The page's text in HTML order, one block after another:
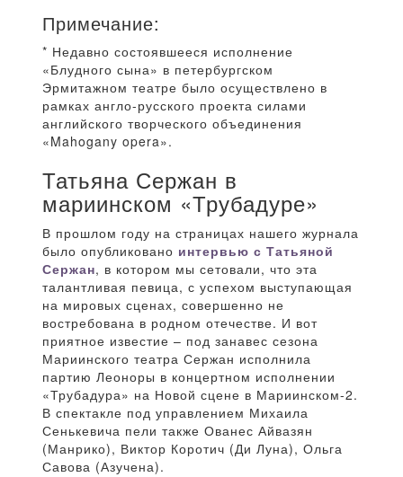
Примечание:
* Недавно состоявшееся исполнение
«Блудного сына» в петербургском
Эрмитажном театре было осуществлено в
рамках англо-русского проекта силами
английского творческого объединения
«Mahogany opera».
Татьяна Сержан в
мариинском «Трубадуре»
В прошлом году на страницах нашего журнала
было опубликовано интервью с Татьяной
Сержан, в котором мы сетовали, что эта
талантливая певица, с успехом выступающая
на мировых сценах, совершенно не
востребована в родном отечестве. И вот
приятное известие – под занавес сезона
Мариинского театра Сержан исполнила
партию Леоноры в концертном исполнении
«Трубадура» на Новой сцене в Мариинском-2.
В спектакле под управлением Михаила
Сенькевича пели также Ованес Айвазян
(Манрико), Виктор Коротич (Ди Луна), Ольга
Савова (Азучена).